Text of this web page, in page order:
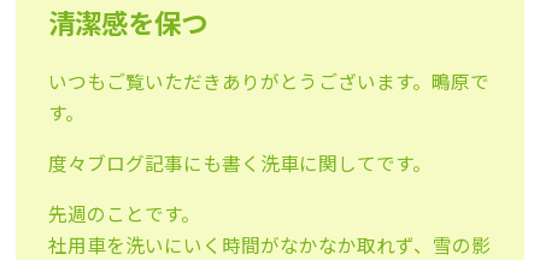
清潔感を保つ
いつもご覧いただきありがとうございます。鴫原で
す。
度々ブログ記事にも書く洗車に関してです。
先週のことです。
社用車を洗いにいく時間がなかなか取れず、雪の影